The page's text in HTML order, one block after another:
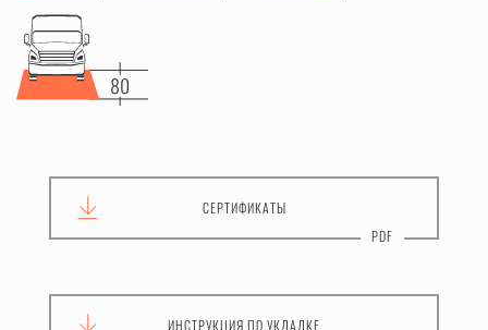
СЕРТИФИКАТЫ
ИНСТРУКЦИЯ ПО УКЛАДКЕ